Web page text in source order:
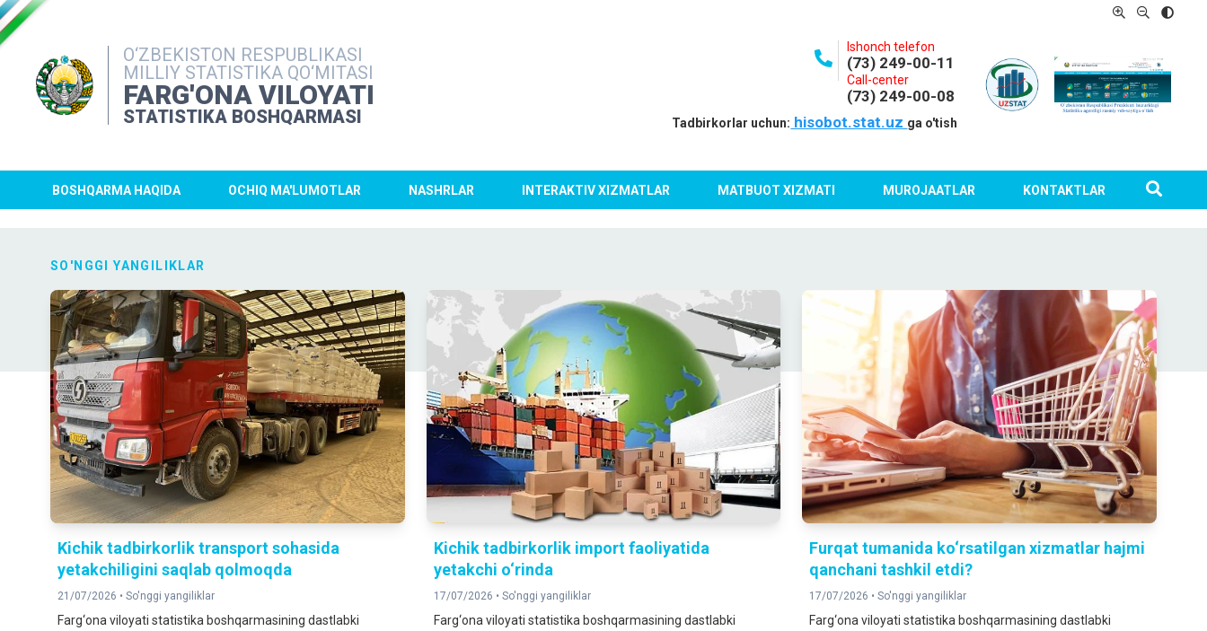
O‘ZBEKISTON RESPUBLIKASI
MILLIY STATISTIKA QO‘MITASI
FARG'ONA VILOYATI
STATISTIKA BOSHQARMASI
Ishonch telefon
(73) 249-00-11
Call-center
(73) 249-00-08
Tadbirkorlar uchun: hisobot.stat.uz ga o'tish
BOSHQARMA HAQIDA OCHIQ MA'LUMOTLAR NASHRLAR INTERAKTIV XIZMATLAR MATBUOT XIZMATI MUROJAATLAR KONTAKTLAR
SO'NGGI YANGILIKLAR
Kichik tadbirkorlik transport sohasida
yetakchiligini saqlab qolmoqda
21/07/2026 • So'nggi yangiliklar
Farg‘ona viloyati statistika boshqarmasining dastlabki
Kichik tadbirkorlik import faoliyatida
yetakchi o‘rinda
17/07/2026 • So'nggi yangiliklar
Farg‘ona viloyati statistika boshqarmasining dastlabki
Furqat tumanida ko‘rsatilgan xizmatlar hajmi
qanchani tashkil etdi?
17/07/2026 •So'nggi yangiliklar
Farg‘ona viloyati statistika boshqarmasining dastlabki